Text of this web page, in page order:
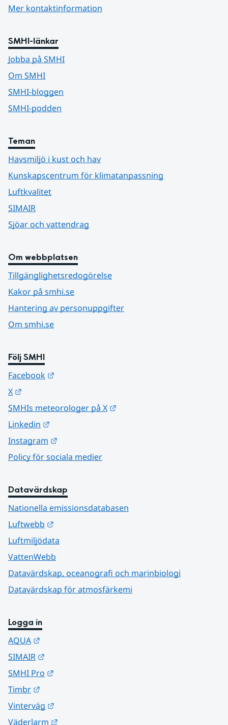
Mer kontaktinformation
SMHI-länkar
Jobba på SMHI
Om SMHI
SMHI-bloggen
SMHI-podden
Teman
Havsmiljö i kust och hav
Kunskapscentrum för klimatanpassning
Luftkvalitet
SIMAIR
Sjöar och vattendrag
Om webbplatsen
Tillgänglighetsredogörelse
Kakor på smhi.se
Hantering av personuppgifter
Om smhi.se
Följ SMHI
Facebook
X
SMHIs meteorologer på X
Linkedin
Instagram
Policy för sociala medier
Datavärdskap
Nationella emissionsdatabasen
Luftwebb
Luftmiljödata
VattenWebb
Datavärdskap, oceanografi och marinbiologi
Datavärdskap för atmosfärkemi
Logga in
AQUA
SIMAIR
SMHI Pro
Timbr
Vinterväg
Väderlarm